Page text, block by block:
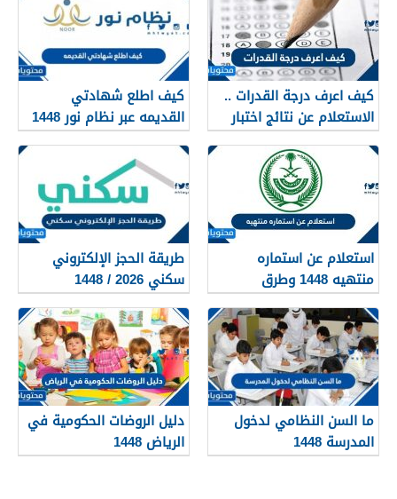
كيف اعرف درجة القدرات ..
الاستعلام عن نتائج اختبار
القدرات 1448
كيف اطلع شهادتي
القديمه عبر نظام نور 1448
استعلام عن استماره
منتهيه 1448 وطرق
تجديدها
طريقة الحجز الإلكتروني
سكني 2026 / 1448
بالتفصيل
ما السن النظامي لدخول
المدرسة 1448
دليل الروضات الحكومية في
الرياض 1448